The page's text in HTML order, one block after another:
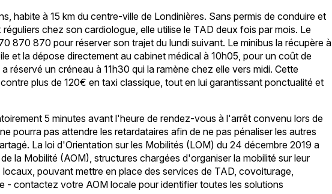
habite à 15 km du centre-ville de Londinières. Sans permis de conduire et
chez son cardiologue, elle utilise le TAD deux fois par mois. Le
870 870 pour réserver son trajet du lundi suivant. Le minibus la récupère à
et la dépose directement au cabinet médical à 10h05, pour un coût de
réservé un créneau à 11h30 qui la ramène chez elle vers midi. Cette
plus de 120€ en taxi classique, tout en lui garantissant ponctualité et
5 minutes avant l'heure de rendez-vous à l'arrêt convenu lors de
pourra pas attendre les retardataires afin de ne pas pénaliser les autres
La loi d'Orientation sur les Mobilités (LOM) du 24 décembre 2019 a
la Mobilité (AOM), structures chargées d'organiser la mobilité sur leur
pouvant mettre en place des services de TAD, covoiturage,
- contactez votre AOM locale pour identifier toutes les solutions